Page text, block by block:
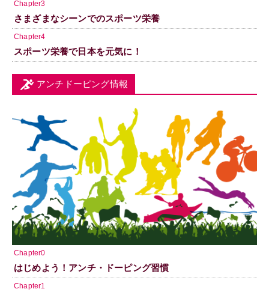
Chapter3
さまざまなシーンでのスポーツ栄養
Chapter4
スポーツ栄養で日本を元気に！
アンチドーピング情報
Chapter0
はじめよう！アンチ・ドーピング習慣
Chapter1